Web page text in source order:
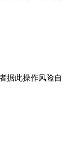
据此操作风险自